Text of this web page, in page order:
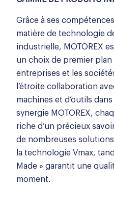
Grâce à ses
matière de technologie
industrielle, MOTOREX
un choix de premier
entreprises et les
l’étroite collaboration
machines et d’outils
synergie MOTOREX,
riche d’un précieux
de nombreuses
la technologie Vmax,
Made » garantit une
moment.